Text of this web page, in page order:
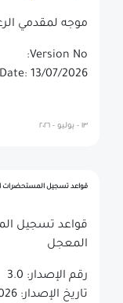
موجه لمقدمي
Version No:
13/07/2026
١٣ - يوليو - ٢٠٢٦
قواعد تسجيل المستحضرات
قواعد تسجيل
المعجل
رقم الإصدار: 3.0
تاريخ الإصدار: 7/7/2026